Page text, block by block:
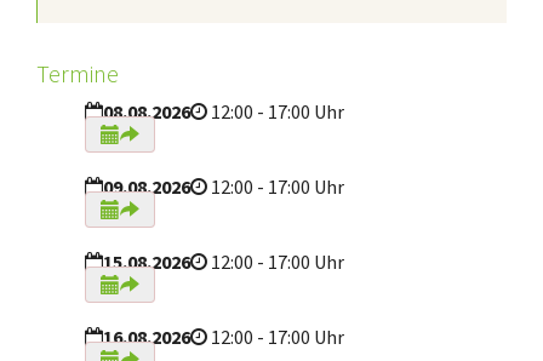
Termine
08.08.2026 12:00 - 17:00 Uhr
09.08.2026 12:00 - 17:00 Uhr
15.08.2026 12:00 - 17:00 Uhr
16.08.2026 12:00 - 17:00 Uhr